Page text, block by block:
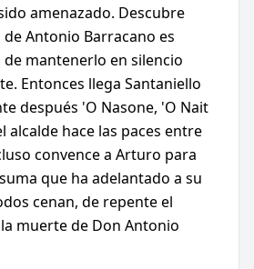
amenazado. Descubre
Antonio Barracano es
mantenerlo en silencio
Entonces llega Santaniello
después 'O Nasone, 'O Nait
alcalde hace las paces entre
convence a Arturo para
que ha adelantado a su
cenan, de repente el
muerte de Don Antonio